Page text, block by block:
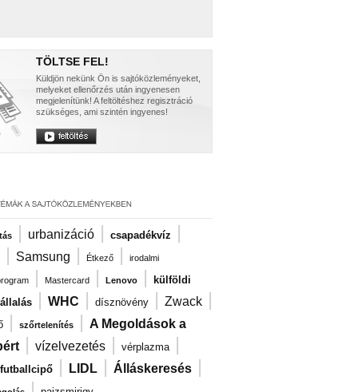
TÖLTSE FEL!
Küldjön nekünk Ön is sajtóközleményeket,
melyeket ellenőrzés után ingyenesen
megjelenítünk! A feltöltéshez regisztráció
szükséges, ami szintén ingyenes!
| urbanizáció | csapadékvíz |
| Samsung | Étkező | irodalmi
| Mastercard | Lenovo |
külföldi
| WHC | dísznövény | Zwack |
| szőrtelenítés | A Megoldások a
| vízelvezetés | vérplazma |
futballcipő | LIDL | Álláskeresés |